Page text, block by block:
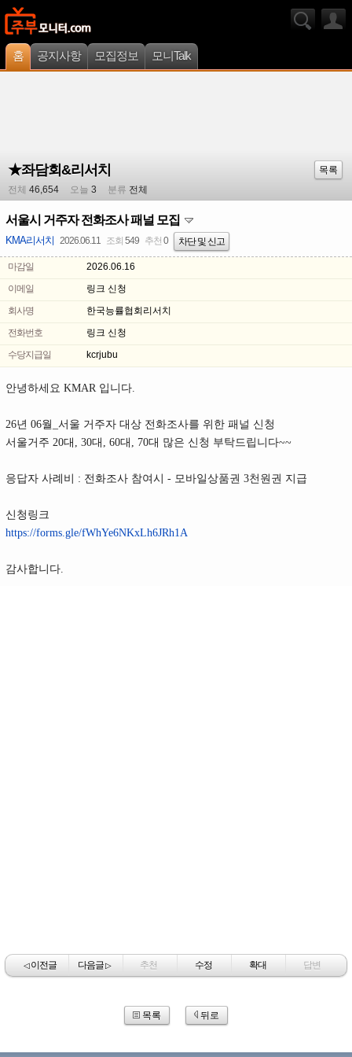
홈 공지사항 모집정보 모니Talk
★좌담회&리서치
목록
전체 46,654 오늘 3 분류 전체
서울시 거주자 전화조사 패널 모집
KMA리서치 2026.06.11 조회 549 추천 0 차단 및 신고
마감일
2026.06.16
이메일
링크 신청
회사명
한국능률협회리서치
전화번호
링크 신청
수당지급일
kcrjubu
안녕하세요 KMAR 입니다.
26년 06월_서울 거주자 대상 전화조사를 위한 패널 신청
서울거주 20대, 30대, 60대, 70대 많은 신청 부탁드립니다~~
응답자 사례비 : 전화조사 참여시 - 모바일상품권 3천원권 지급
신청링크
https://forms.gle/fWhYe6NKxLh6JRh1A
감사합니다.
◁이전글 다음글▷ 추천 수정 확대 답변
목록 뒤로